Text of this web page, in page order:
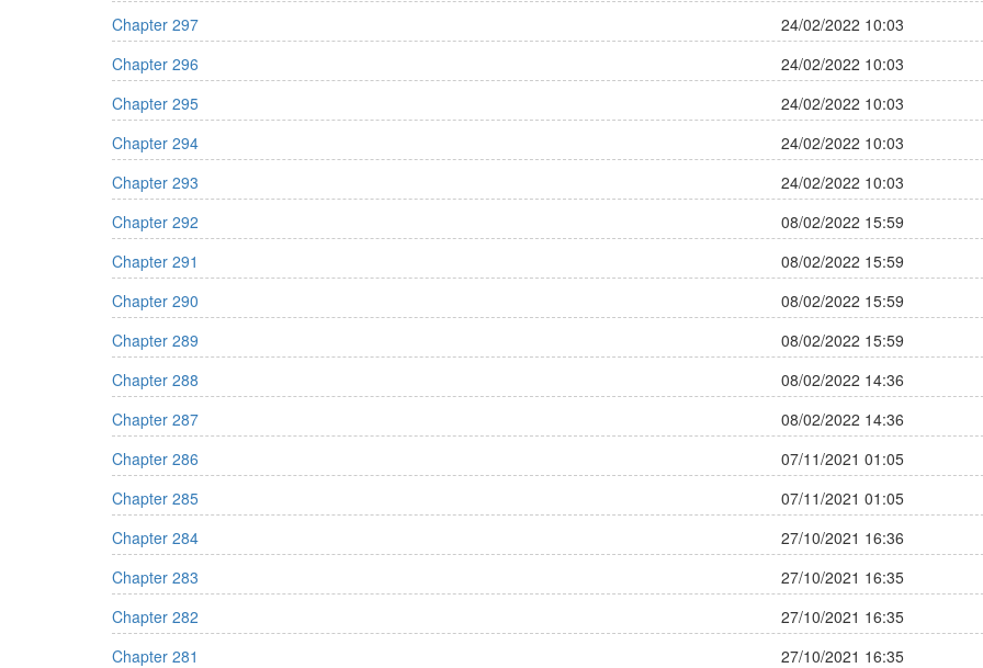
Chapter 297
24/02/2022 10:03
Chapter 296
24/02/2022 10:03
Chapter 295
24/02/2022 10:03
Chapter 294
24/02/2022 10:03
Chapter 293
24/02/2022 10:03
Chapter 292
08/02/2022 15:59
Chapter 291
08/02/2022 15:59
Chapter 290
08/02/2022 15:59
Chapter 289
08/02/2022 15:59
Chapter 288
08/02/2022 14:36
Chapter 287
08/02/2022 14:36
Chapter 286
07/11/2021 01:05
Chapter 285
07/11/2021 01:05
Chapter 284
27/10/2021 16:36
Chapter 283
27/10/2021 16:35
Chapter 282
27/10/2021 16:35
Chapter 281
27/10/2021 16:35